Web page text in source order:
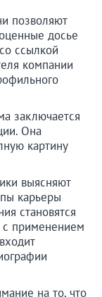
позволяют
досье
ссылкой
компании
заключается
Она
картину
выясняют
карьеры
становятся
с применением
на то, что